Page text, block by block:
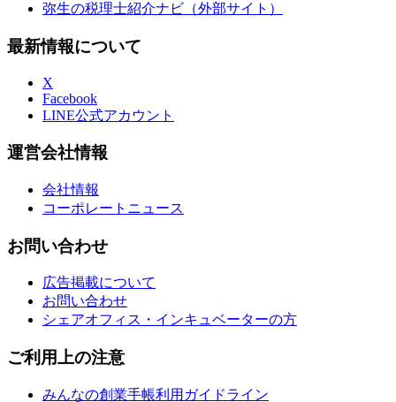
弥生の税理士紹介ナビ（外部サイト）
最新情報について
X
Facebook
LINE公式アカウント
運営会社情報
会社情報
コーポレートニュース
お問い合わせ
広告掲載について
お問い合わせ
シェアオフィス・インキュベーターの方
ご利用上の注意
みんなの創業手帳利用ガイドライン